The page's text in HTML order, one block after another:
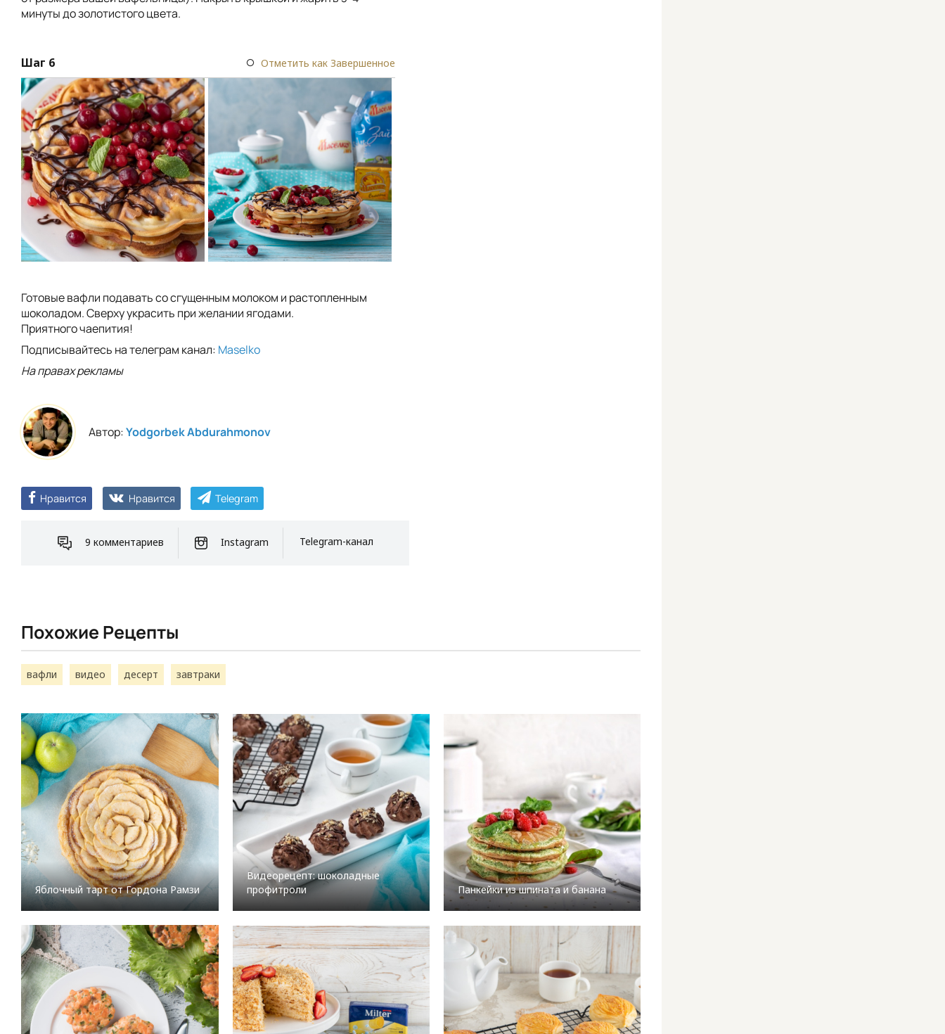
минуты до золотистого цвета.
Шаг 6 Отметить как Завершенное
Готовые вафли подавать со сгущенным молоком и растопленным
шоколадом. Сверху украсить при желании ягодами.
Приятного чаепития!
Подписывайтесь на телеграм канал: Maselko
На правах рекламы
Автор:Yodgorbek Abdurahmonov
Нравится Нравится Telegram
9 комментариев Instagram Telegram-канал
Похожие Рецепты
вафли видео десерт завтраки
Яблочный тарт от Гордона Рамзи
Видеорецепт: шоколадные
профитроли
Панкейки из шпината и банана